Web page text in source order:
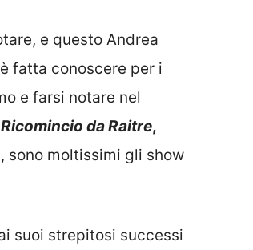
e questo Andrea
fatta conoscere per i
e farsi notare nel
Ricomincio da Raitre,
sono moltissimi gli show
suoi strepitosi successi